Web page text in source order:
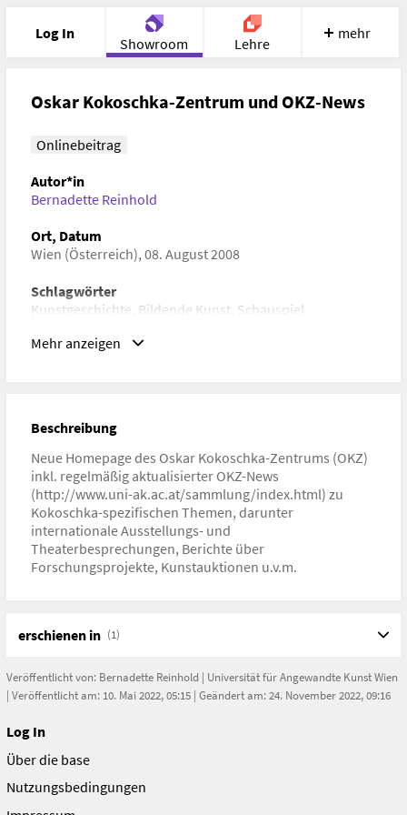
Log In
Showroom Lehre
Portfolio Image
mehr
Oskar Kokoschka-Zentrum und OKZ-News
Onlinebeitrag
Autor*in
Bernadette Reinhold
Ort, Datum
Wien (Österreich), 08. August 2008
Schlagwörter
Kunstgeschichte, Bildende Kunst, Schauspiel
URL
Mehr anzeigen
Beschreibung
Neue Homepage des Oskar Kokoschka-Zentrums (OKZ)
inkl. regelmäßig aktualisierter OKZ-News
(http://www.uni-ak.ac.at/sammlung/index.html) zu
Kokoschka-spezifischen Themen, darunter
internationale Ausstellungs- und
Theaterbesprechungen, Berichte über
Forschungsprojekte, Kunstauktionen u.v.m.
erschienen in (1)
Veröffentlicht von: Bernadette Reinhold | Universität für Angewandte Kunst Wien
| Veröffentlicht am: 10. Mai 2022, 05:15 | Geändert am: 24. November 2022, 09:16
Log In
Über die base
Nutzungsbedingungen